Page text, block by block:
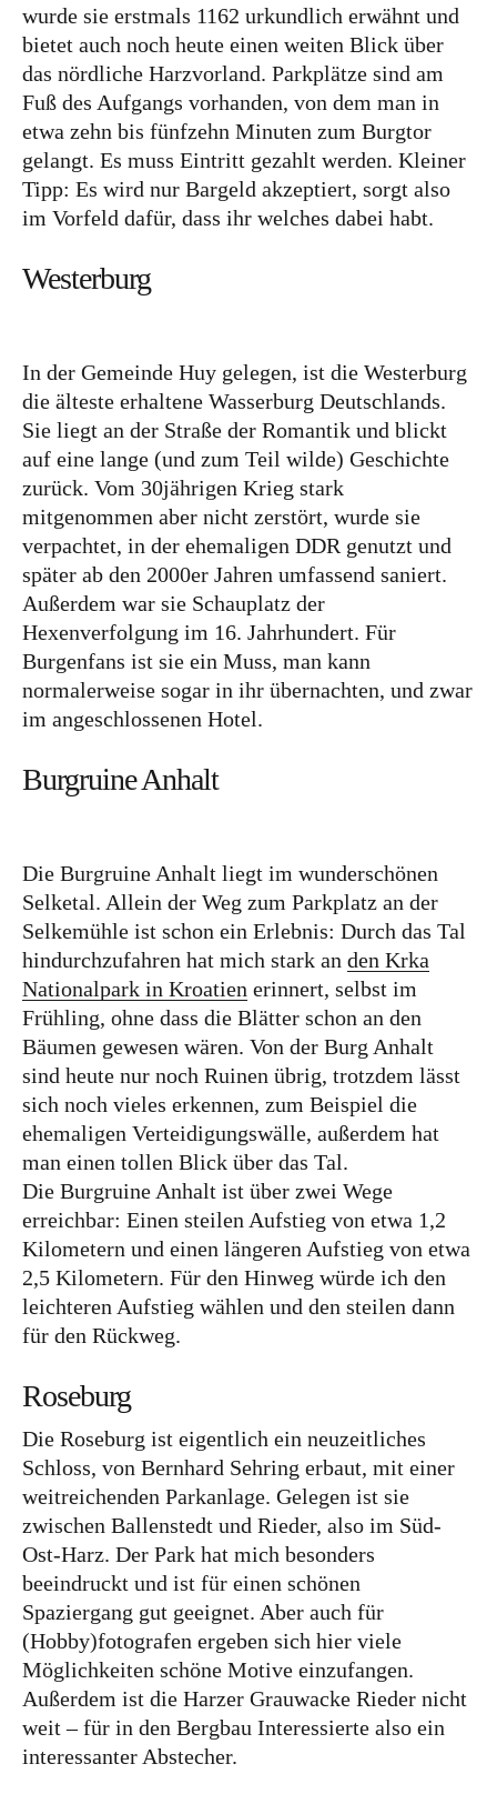
Schweden
Osteuropa
Bosnien und Herzegowina
Kroatien
Moldau
Polen
Ungarn
Südeuropa
Griechenland
Italien
Malta
Spanien
Zypern
Westeuropa
Belgien
Gibraltar
Nordirland
Irland
Luxemburg
Niederlande
Österreich
Schweiz
Naher Osten
Oman
Ozeanien
Australien
InstagramFlipboardPinterest
MOIN, MOIN!
wurde sie erstmals 1162 urkundlich erwähnt und
bietet auch noch heute einen weiten Blick über
das nördliche Harzvorland. Parkplätze sind am
Fuß des Aufgangs vorhanden, von dem man in
etwa zehn bis fünfzehn Minuten zum Burgtor
gelangt. Es muss Eintritt gezahlt werden. Kleiner
Tipp: Es wird nur Bargeld akzeptiert, sorgt also
im Vorfeld dafür, dass ihr welches dabei habt.
Westerburg
In der Gemeinde Huy gelegen, ist die Westerburg
die älteste erhaltene Wasserburg Deutschlands.
Sie liegt an der Straße der Romantik und blickt
auf eine lange (und zum Teil wilde) Geschichte
zurück. Vom 30jährigen Krieg stark
mitgenommen aber nicht zerstört, wurde sie
verpachtet, in der ehemaligen DDR genutzt und
später ab den 2000er Jahren umfassend saniert.
Außerdem war sie Schauplatz der
Hexenverfolgung im 16. Jahrhundert. Für
Burgenfans ist sie ein Muss, man kann
normalerweise sogar in ihr übernachten, und zwar
im angeschlossenen Hotel.
Burgruine Anhalt
Die Burgruine Anhalt liegt im wunderschönen
Selketal. Allein der Weg zum Parkplatz an der
Selkemühle ist schon ein Erlebnis: Durch das Tal
hindurchzufahren hat mich stark an den Krka
Nationalpark in Kroatien erinnert, selbst im
Frühling, ohne dass die Blätter schon an den
Bäumen gewesen wären. Von der Burg Anhalt
sind heute nur noch Ruinen übrig, trotzdem lässt
sich noch vieles erkennen, zum Beispiel die
ehemaligen Verteidigungswälle, außerdem hat
man einen tollen Blick über das Tal.
Die Burgruine Anhalt ist über zwei Wege
erreichbar: Einen steilen Aufstieg von etwa 1,2
Kilometern und einen längeren Aufstieg von etwa
2,5 Kilometern. Für den Hinweg würde ich den
leichteren Aufstieg wählen und den steilen dann
für den Rückweg.
Roseburg
Die Roseburg ist eigentlich ein neuzeitliches
Schloss, von Bernhard Sehring erbaut, mit einer
weitreichenden Parkanlage. Gelegen ist sie
zwischen Ballenstedt und Rieder, also im Süd-
Ost-Harz. Der Park hat mich besonders
beeindruckt und ist für einen schönen
Spaziergang gut geeignet. Aber auch für
(Hobby)fotografen ergeben sich hier viele
Möglichkeiten schöne Motive einzufangen.
Außerdem ist die Harzer Grauwacke Rieder nicht
weit – für in den Bergbau Interessierte also ein
interessanter Abstecher.